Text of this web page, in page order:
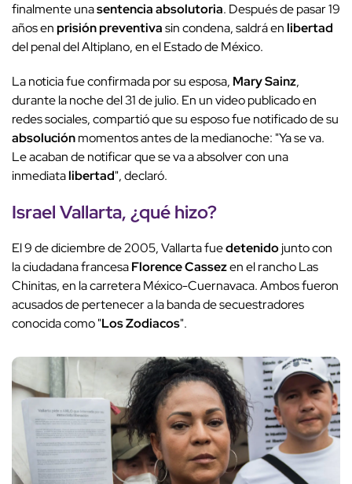
finalmente unasentencia absolutoria. Después de pasar 19
años enprisión preventivasin condena, saldrá enlibertad
del penal del Altiplano, en el Estado de México.
La noticia fue confirmada por su esposa, Mary Sainz,
durante la noche del 31 de julio. En un video publicado en
redes sociales, compartió que su esposo fue notificado de su
absoluciónmomentos antes de la medianoche: "Ya se va.
Le acaban de notificar que se va a absolver con una
inmediatalibertad", declaró.
Israel Vallarta, ¿qué hizo?
El 9 de diciembre de 2005, Vallarta fuedetenidojunto con
la ciudadana francesaFlorence Cassezen el rancho Las
Chinitas, en la carretera México-Cuernavaca. Ambos fueron
acusados de pertenecer a la banda de secuestradores
conocida como "Los Zodiacos".